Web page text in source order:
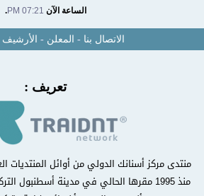
الساعة الآن07:21 PM
.
الاتصال بنا-المعلن-الأرشيف
تعريف :
منتدى مركز أسنانك الدولي من أوائل المنتديات
منذ 1995 مقرها الحالي في مدينة أسطنبول